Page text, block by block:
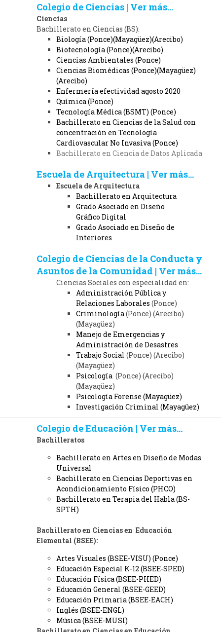
Colegio de Ciencias | Ver más...
Ciencias
Bachillerato en Ciencias (BS):
Biología (Ponce)(Mayagüez)(Arecibo)
Biotecnología (Ponce)(Arecibo)
Ciencias Ambientales (Ponce)
Ciencias Biomédicas (Ponce)(Mayagüez)
(Arecibo)
Enfermería efectividad agosto 2020
Química (Ponce)
Tecnología Médica (BSMT) (Ponce)
Bachillerato en Ciencias de la Salud con
concentración en Tecnología
Cardiovascular No Invasiva (Ponce)
Bachillerato en Ciencia de Datos Aplicada
Escuela de Arquitectura | Ver más...
Escuela de Arquitectura
Bachillerato en Arquitectura
Grado Asociado en Diseño
Gráfico Digital
Grado Asociado en Diseño de
Interiores
Colegio de Ciencias de la Conducta y
Asuntos de la Comunidad | Ver más...
Ciencias Sociales con especialidad en:
Administración Pública y
Relaciones Laborales (Ponce)
Criminología(Ponce) (Arecibo)
(Mayagüez)
Manejo de Emergencias y
Administración de Desastres
Trabajo Social (Ponce) (Arecibo)
(Mayagüez)
Psicología (Ponce) (Arecibo)
(Mayagüez)
Psicología Forense (Mayagüez)
Investigación Criminal (Mayagüez)
Colegio de Educación | Ver más...
Bachilleratos
Bachillerato en Artes en Diseño de Modas
Universal
Bachillerato en Ciencias Deportivas en
Acondicionamiento Físico (PHCO)
Bachillerato en Terapia del Habla (BS-
SPTH)
Bachillerato en Ciencias en Educación
Elemental (BSEE):
Artes Visuales (BSEE-VISU) (Ponce)
Educación Especial K-12 (BSEE-SPED)
Educación Física (BSEE-PHED)
Educación General (BSEE-GEED)
Educación Primaria (BSEE-EACH)
Inglés (BSEE-ENGL)
Música (BSEE-MUSI)